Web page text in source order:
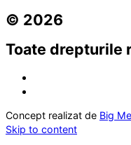
© 2026
Toate drepturile
Concept realizat de Big
Skip to content